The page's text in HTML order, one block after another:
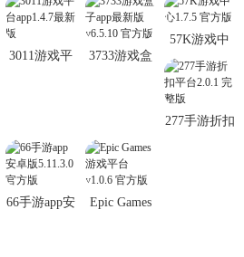
免费提供给用户进行使用，如果直接
玩游戏的小伙伴们一定不要错过哦，
3011游戏平
3733游戏盒
57K游戏中
心1.7.5 官方
版
277手游折扣
66手游app安
Epic Games